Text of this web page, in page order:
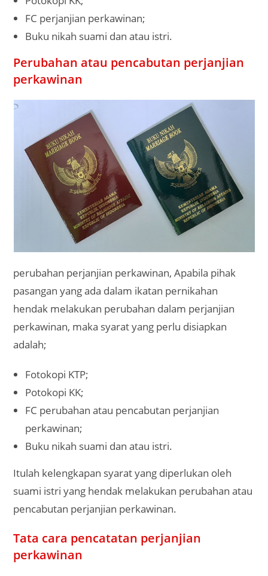
FC perjanjian perkawinan;
Buku nikah suami dan atau istri.
Perubahan atau pencabutan perjanjian
perkawinan
perubahan perjanjian perkawinan, Apabila pihak
pasangan yang ada dalam ikatan pernikahan
hendak melakukan perubahan dalam perjanjian
perkawinan, maka syarat yang perlu disiapkan
adalah;
Fotokopi KTP;
Potokopi KK;
FC perubahan atau pencabutan perjanjian
perkawinan;
Buku nikah suami dan atau istri.
Itulah kelengkapan syarat yang diperlukan oleh
suami istri yang hendak melakukan perubahan atau
pencabutan perjanjian perkawinan.
Tata cara pencatatan perjanjian
perkawinan